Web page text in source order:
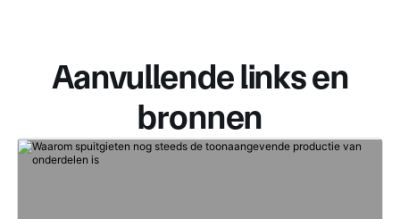
Aanvullende links en
bronnen